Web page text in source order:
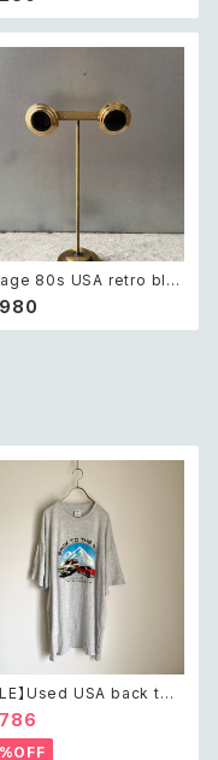
レトロ アメリカ ヴィン
アクセサリー ピンク×ゴ
80s USA retro bla
circle design pi
レトロ アメリカ ヴィンテ
クセサリー ブラック エナ
】Used USA back to t
car design t shirt レ
メリカ ユーズド 古着 カ
ザイン ライトグレー Tシャ